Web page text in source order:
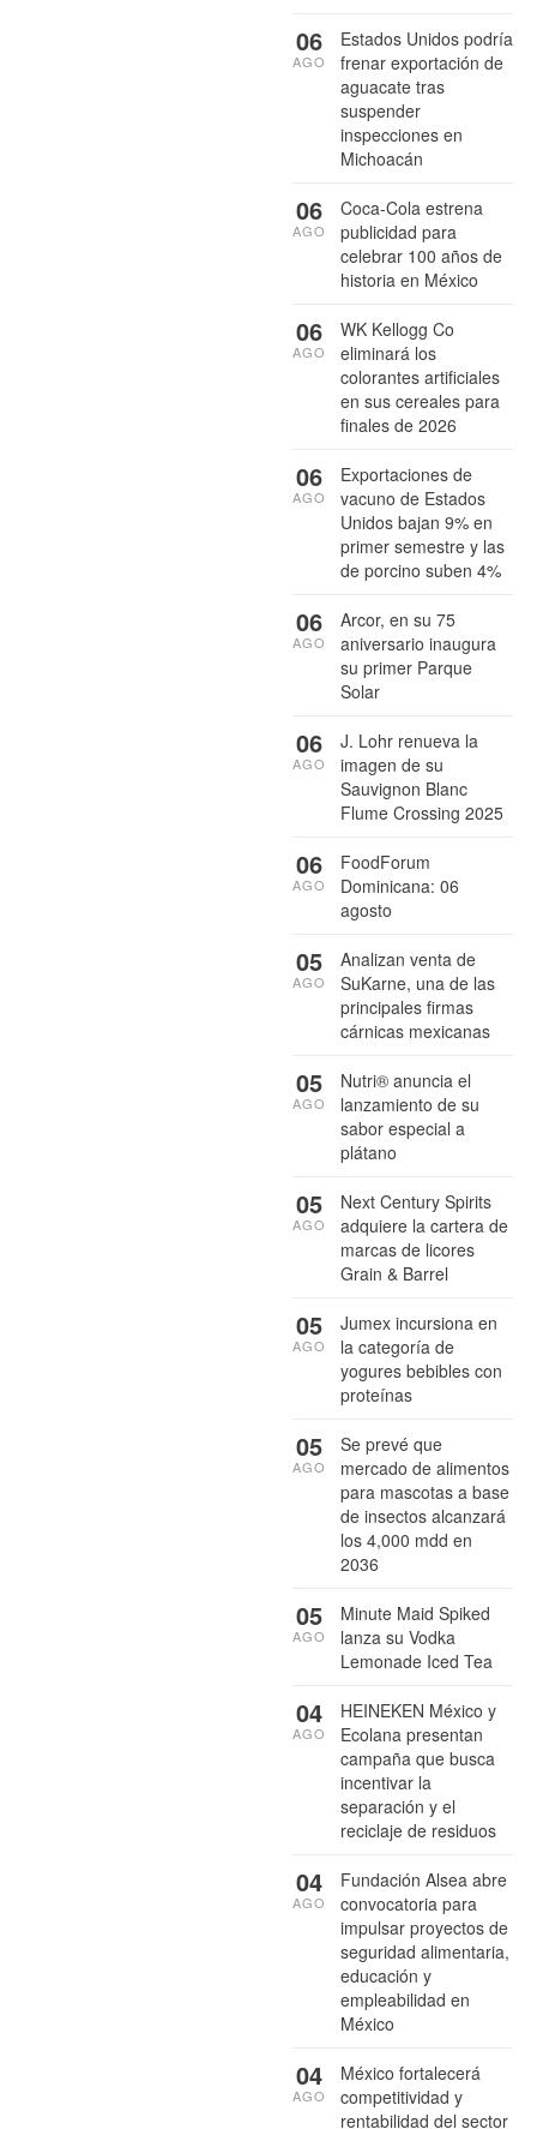
Estados Unidos podría
frenar exportación de
aguacate tras
suspender
inspecciones en
Michoacán
06
AGO
Coca-Cola estrena
publicidad para
celebrar 100 años de
historia en México
06
AGO
WK Kellogg Co
eliminará los
colorantes artificiales
en sus cereales para
finales de 2026
06
AGO
Exportaciones de
vacuno de Estados
Unidos bajan 9% en
primer semestre y las
de porcino suben 4%
06
AGO
Arcor, en su 75
aniversario inaugura
su primer Parque
Solar
06
AGO
J. Lohr renueva la
imagen de su
Sauvignon Blanc
Flume Crossing 2025
06
AGO
FoodForum
Dominicana: 06
agosto
06
AGO
Analizan venta de
SuKarne, una de las
principales firmas
cárnicas mexicanas
05
AGO
Nutri® anuncia el
lanzamiento de su
sabor especial a
plátano
05
AGO
Next Century Spirits
adquiere la cartera de
marcas de licores
Grain & Barrel
05
AGO
Jumex incursiona en
la categoría de
yogures bebibles con
proteínas
05
AGO
Se prevé que
mercado de alimentos
para mascotas a base
de insectos alcanzará
los 4,000 mdd en
2036
05
AGO
Minute Maid Spiked
lanza su Vodka
Lemonade Iced Tea
05
AGO
HEINEKEN México y
Ecolana presentan
campaña que busca
incentivar la
separación y el
reciclaje de residuos
04
AGO
Fundación Alsea abre
convocatoria para
impulsar proyectos de
seguridad alimentaria,
educación y
empleabilidad en
México
04
AGO
México fortalecerá
competitividad y
rentabilidad del sector
04
AGO